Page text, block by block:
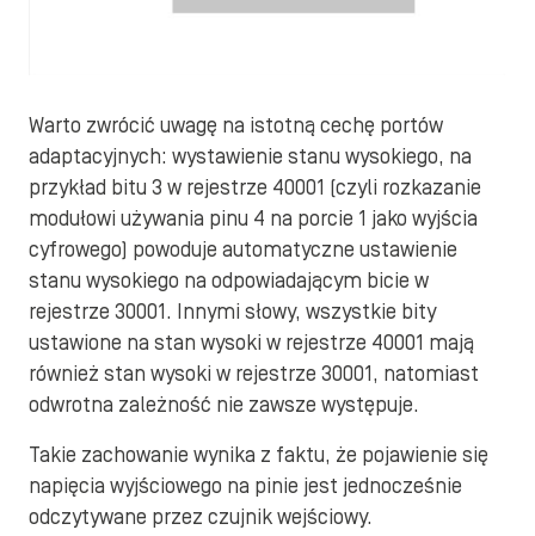
Warto zwrócić uwagę na istotną cechę portów
adaptacyjnych: wystawienie stanu wysokiego, na
przykład bitu 3 w rejestrze 40001 (czyli rozkazanie
modułowi używania pinu 4 na porcie 1 jako wyjścia
cyfrowego) powoduje automatyczne ustawienie
stanu wysokiego na odpowiadającym bicie w
rejestrze 30001. Innymi słowy, wszystkie bity
ustawione na stan wysoki w rejestrze 40001 mają
również stan wysoki w rejestrze 30001, natomiast
odwrotna zależność nie zawsze występuje.
Takie zachowanie wynika z faktu, że pojawienie się
napięcia wyjściowego na pinie jest jednocześnie
odczytywane przez czujnik wejściowy.